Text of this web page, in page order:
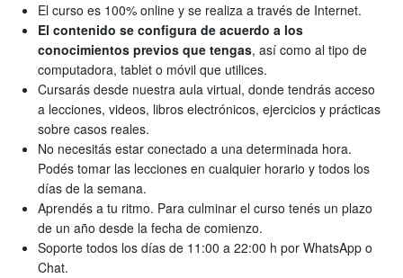
El curso es 100% online y se realiza a través de Internet.
El contenido se configura de acuerdo a los
conocimientos previos que tengas, así como al tipo de
computadora, tablet o móvil que utilices.
Cursarás desde nuestra aula virtual, donde tendrás acceso
a lecciones, videos, libros electrónicos, ejercicios y prácticas
sobre casos reales.
No necesitás estar conectado a una determinada hora.
Podés tomar las lecciones en cualquier horario y todos los
días de la semana.
Aprendés a tu ritmo. Para culminar el curso tenés un plazo
de un año desde la fecha de comienzo.
Soporte todos los días de 11:00 a 22:00 h por WhatsApp o
Chat.